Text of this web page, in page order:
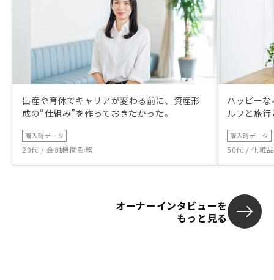
出産や育休でキャリアが変わる前に、資産形
成の“仕組み”を作っておきたかった。
購入時データ
20代 / 金融機関勤務
ハッピー
ルフと旅
購入時データ
50代 / 化粧
オーナーインタビューを
もっと見る